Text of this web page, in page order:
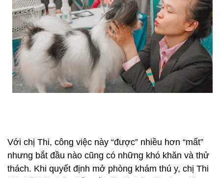
Với chị Thi, công việc này “được” nhiều hơn “mất”
nhưng bắt đầu nào cũng có những khó khăn và thử
thách. Khi quyết định mở phòng khám thú y, chị Thi